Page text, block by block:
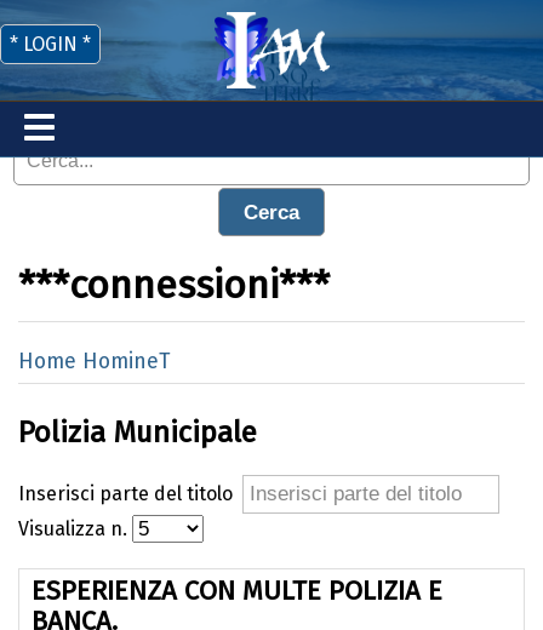
Cerca
* LOGIN *
***connessioni***
Home HomineT
Polizia Municipale
Inserisci parte del titolo
Visualizza n.
ESPERIENZA CON MULTE POLIZIA E
BANCA.